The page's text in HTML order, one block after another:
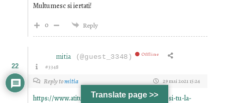
Multumesc si iertati!
0
Reply
mitia (@guest_3348) Offline
#3348
Reply tomitia 29 mai 2021 15:24
https://www.atitudini.com/2021/05/contribuie-si-tu-la-
Translate page >>
22